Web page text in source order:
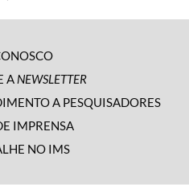
A NEWSLETTER
A PESQUISADORES
IMPRENSA
NO IMS